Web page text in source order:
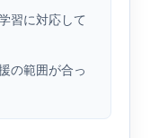
習に対応して
の範囲が合っ